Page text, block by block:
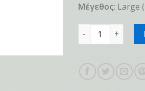
Μέγεθος: Large
Felco 160L